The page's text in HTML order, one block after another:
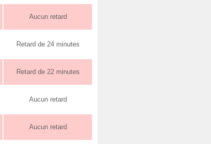
Aucun retard
Retard de 24 minutes
Retard de 22 minutes
Aucun retard
Aucun retard